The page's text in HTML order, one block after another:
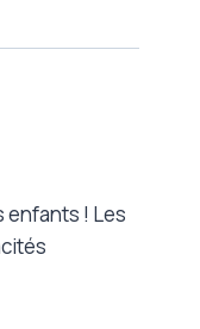
enfants ! Les